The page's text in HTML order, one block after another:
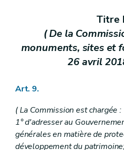
Art. 415/8
Art. 415/9
Art. 415/10
Art. 415/11
Art. 415/16
Art. 416
Chapitre XVII quater
Art. 417
Art. 418
Titre
( De la
monuments, sites et
26 avril
Art. 9.
( La Commission est chargée :
1° d'adresser au
générales en matière de
développement du